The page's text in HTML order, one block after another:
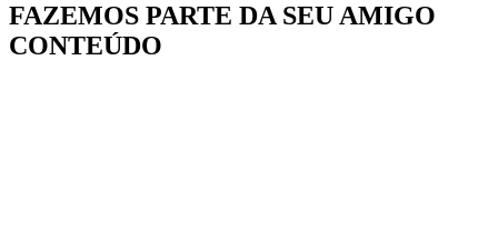
FAZEMOS PARTE DA SEU AMIGO
CONTEÚDO